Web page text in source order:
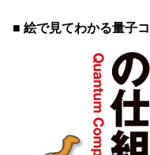
■ 絵で見てわかる量子